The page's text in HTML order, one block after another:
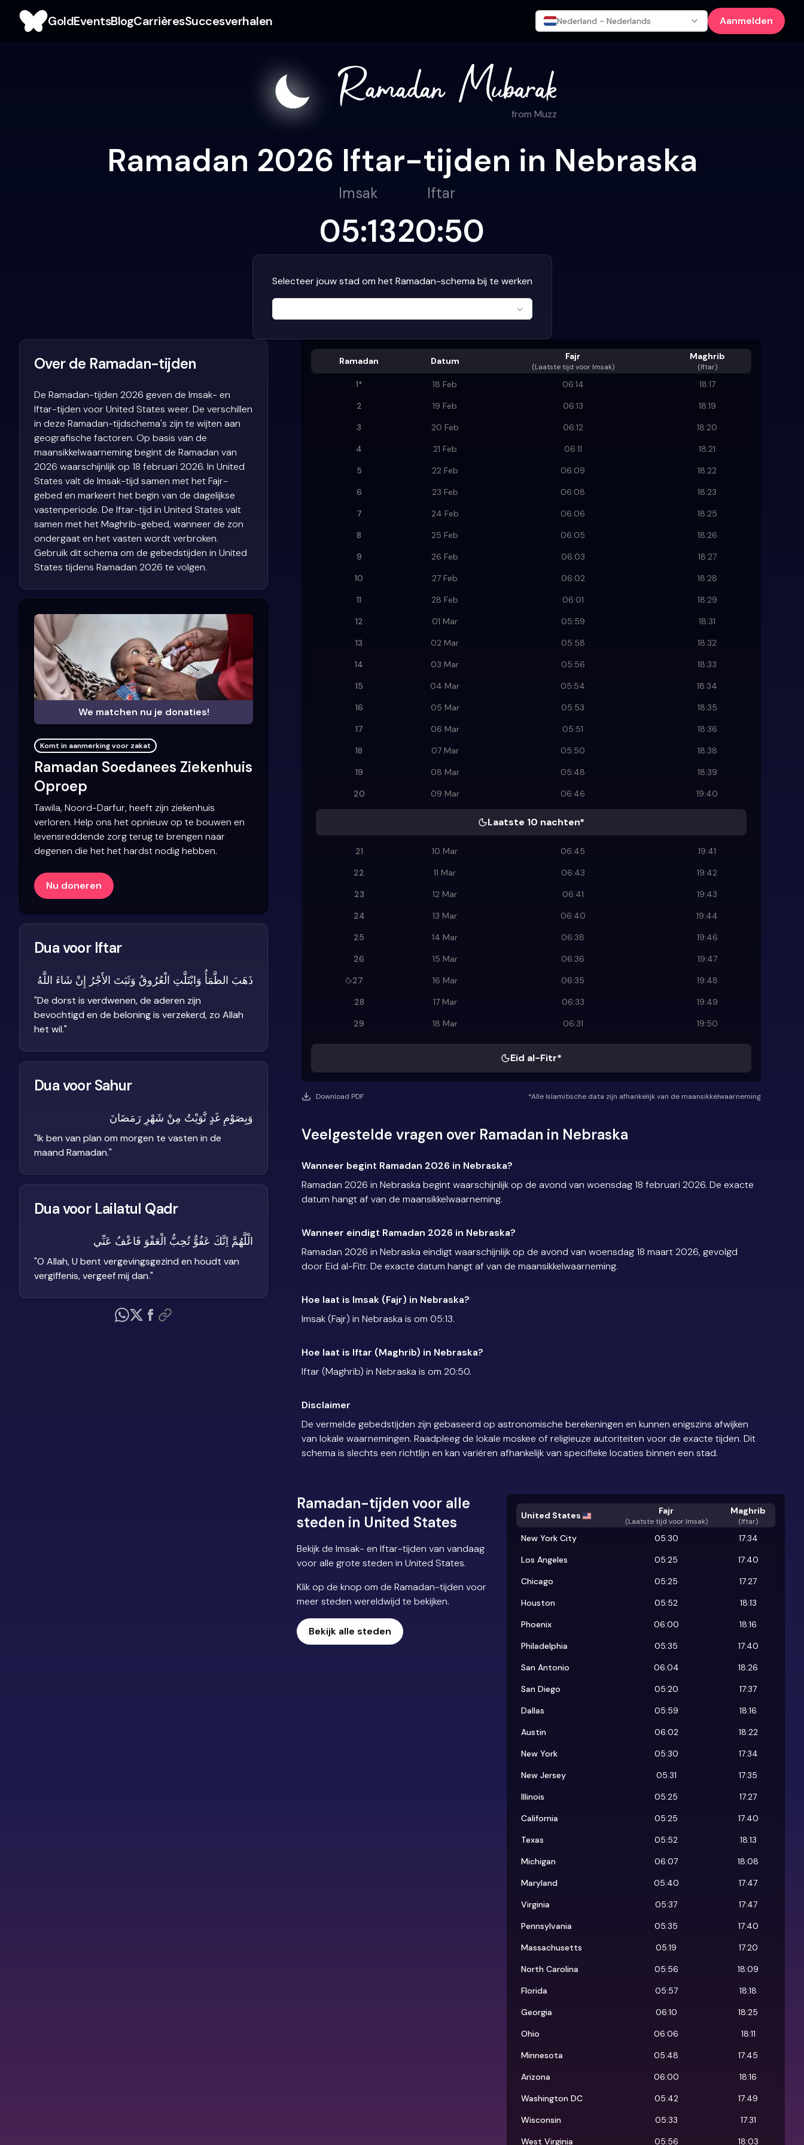
GoldEventsBlogCarrièresSuccesverhalen Nederland - Nederlands Aanmelden
from Muzz
Ramadan 2026 Iftar-tijden in Nebraska
Imsak
05:13
Iftar
20:50
Selecteer jouw stad om het Ramadan-schema bij te werken
Ramadan Datum Fajr
(Laatste tijd voor Imsak)
Maghrib
(Iftar)
1* 18 Feb 06:14
18:17
2
19 Feb 06:13
18:19
3
20 Feb 06:12
18:20
4
21 Feb 06:11
18:21
5
22 Feb 06:09
18:22
6
23 Feb 06:08
18:23
7
24 Feb 06:06
18:25
8
25 Feb 06:05
18:26
9
26 Feb 06:03
18:27
10
27 Feb 06:02
18:28
11
28 Feb 06:01
18:29
12
01 Mar 05:59
18:31
13
02 Mar 05:58
18:32
14
03 Mar 05:56
18:33
15
04 Mar 05:54
18:34
16
05 Mar 05:53
18:35
17
06 Mar 05:51
18:36
18
07 Mar 05:50
18:38
19
08 Mar 05:48
18:39
20
09 Mar 06:46 19:40
Laatste 10 nachten*
21 10 Mar 06:45
19:41
22
11 Mar 06:43
19:42
23
12 Mar 06:41
19:43
24
13 Mar 06:40
19:44
25
14 Mar 06:38
19:46
26
15 Mar 06:36
19:47
27
16 Mar 06:35
19:48
28
17 Mar 06:33
19:49
29
18 Mar 06:31 19:50
Eid al-Fitr*
Download PDF *Alle Islamitische data zijn afhankelijk van de maansikkelwaarneming
Veelgestelde vragen over Ramadan in Nebraska
Wanneer begint Ramadan 2026 in Nebraska?
Ramadan 2026 in Nebraska begint waarschijnlijk op de avond van woensdag 18 februari 2026. De exacte
datum hangt af van de maansikkelwaarneming.
Wanneer eindigt Ramadan 2026 in Nebraska?
Ramadan 2026 in Nebraska eindigt waarschijnlijk op de avond van woensdag 18 maart 2026, gevolgd
door Eid al-Fitr. De exacte datum hangt af van de maansikkelwaarneming.
Hoe laat is Imsak (Fajr) in Nebraska?
Imsak (Fajr) in Nebraska is om 05:13.
Hoe laat is Iftar (Maghrib) in Nebraska?
Iftar (Maghrib) in Nebraska is om 20:50.
Disclaimer
De vermelde gebedstijden zijn gebaseerd op astronomische berekeningen en kunnen enigszins afwijken
van lokale waarnemingen. Raadpleeg de lokale moskee of religieuze autoriteiten voor de exacte tijden. Dit
schema is slechts een richtlijn en kan variëren afhankelijk van specifieke locaties binnen een stad.
Ramadan-tijden voor alle
steden in United States
Bekijk de Imsak- en Iftar-tijden van vandaag
voor alle grote steden in United States.
Klik op de knop om de Ramadan-tijden voor
meer steden wereldwijd te bekijken.
Bekijk alle steden
United States Fajr
(Laatste tijd voor Imsak)
Maghrib
(Iftar)
New York City 05:30
17:34
Los Angeles
05:25
17:40
Chicago
05:25
17:27
Houston
05:52
18:13
Phoenix
06:00
18:16
Philadelphia
05:35
17:40
San Antonio
06:04
18:26
San Diego
05:20
17:37
Dallas
05:59
18:16
Austin
06:02
18:22
New York
05:30
17:34
New Jersey
05:31
17:35
Illinois
05:25
17:27
California
05:25
17:40
Texas
05:52
18:13
Michigan
06:07
18:08
Maryland
05:40
17:47
Virginia
05:37
17:47
Pennsylvania
05:35
17:40
Massachusetts
05:19
17:20
North Carolina
05:56
18:09
Florida
05:57
18:18
Georgia
06:10
18:25
Ohio
06:06
18:11
Minnesota
05:48
17:45
Arizona
06:00
18:16
Washington DC
05:42
17:49
Wisconsin
05:33
17:31
West Virginia
05:56 18:03
Over de Ramadan-tijden
De Ramadan-tijden 2026 geven de Imsak- en
Iftar-tijden voor United States weer. De verschillen
in deze Ramadan-tijdschema's zijn te wijten aan
geografische factoren. Op basis van de
maansikkelwaarneming begint de Ramadan van
2026 waarschijnlijk op 18 februari 2026. In United
States valt de Imsak-tijd samen met het Fajr-
gebed en markeert het begin van de dagelijkse
vastenperiode. De Iftar-tijd in United States valt
samen met het Maghrib-gebed, wanneer de zon
ondergaat en het vasten wordt verbroken.
Gebruik dit schema om de gebedstijden in United
States tijdens Ramadan 2026 te volgen.
We matchen nu je donaties!
Komt in aanmerking voor zakat
Ramadan Soedanees Ziekenhuis
Oproep
Tawila, Noord-Darfur, heeft zijn ziekenhuis
verloren. Help ons het opnieuw op te bouwen en
levensreddende zorg terug te brengen naar
degenen die het het hardst nodig hebben.
Nu doneren
Dua voor Iftar
ذَهَبَ الظَّمَأُ وَابْتَلَّتِ الْعُرُوقُ وَثَبَتَ الأَجْرُ إِنْ شَاءَ اللَّهُ
"De dorst is verdwenen, de aderen zijn
bevochtigd en de beloning is verzekerd, zo Allah
het wil."
Dua voor Sahur
وَبِصَوْمِ غَدٍ نَّوَيْتُ مِنْ شَهْرِ رَمَضَانَ
"Ik ben van plan om morgen te vasten in de
maand Ramadan."
Dua voor Lailatul Qadr
الْلَّهُمَّ اِنَّكَ عَفُوٌّ تُحِبُّ الْعَفْوَ فَاعْفُ عَنِّي
"O Allah, U bent vergevingsgezind en houdt van
vergiffenis, vergeef mij dan."